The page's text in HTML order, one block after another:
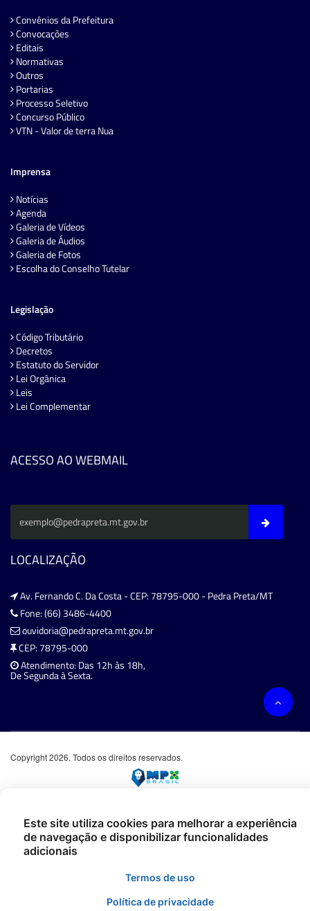
Convênios da Prefeitura
Convocações
Editais
Normativas
Outros
Portarias
Processo Seletivo
Concurso Público
VTN - Valor de terra Nua
Imprensa
Notícias
Agenda
Galeria de Vídeos
Galeria de Áudios
Galeria de Fotos
Escolha do Conselho Tutelar
Legislação
Código Tributário
Decretos
Estatuto do Servidor
Lei Orgânica
Leis
Lei Complementar
ACESSO AO WEBMAIL
LOCALIZAÇÃO
Av. Fernando C. Da Costa - CEP: 78795-000 - Pedra Preta/MT
Fone: (66) 3486-4400
ouvidoria@pedrapreta.mt.gov.br
CEP: 78795-000
Atendimento: Das 12h às 18h,
De Segunda à Sexta.
Copyright 2026. Todos os direitos reservados.
Este site utiliza cookies para melhorar a experiência
de navegação e disponibilizar funcionalidades
adicionais
Termos de uso
Política de privacidade